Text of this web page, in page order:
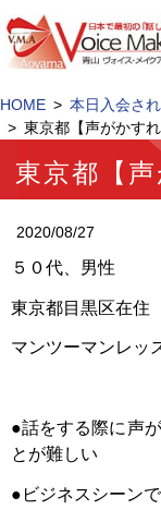
HOME
本日入会さ
東京都【声がかす
東京都【
2020/08/27
５０代、男性
東京都目黒区在住
マンツーマンレッ
●話をする際に声
とが難しい
●ビジネスシーン